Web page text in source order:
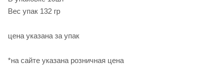
Вес упак 132 гр
цена указана за упак
*на сайте указана розничная цена